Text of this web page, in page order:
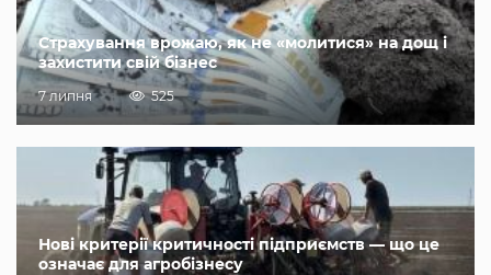
Страхування врожаю, як не «молитися» на дощ і
захистити свій бізнес
7 липня 525
Нові критерії критичності підприємств — що це
означає для агробізнесу